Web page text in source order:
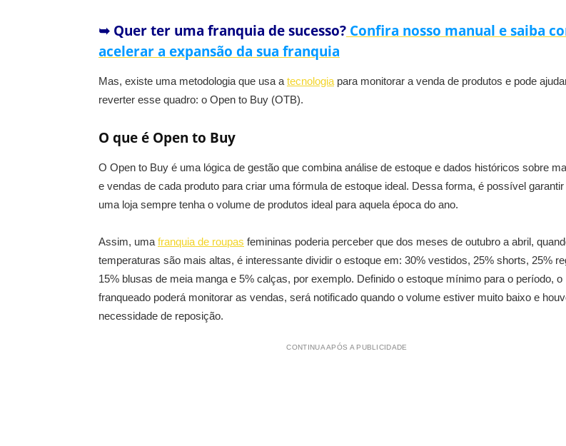
➥ Quer ter uma franquia de sucesso? Confira nosso manual e saiba
acelerar a expansão da sua franquia
Mas, existe uma metodologia que usa a tecnologia para monitorar a venda de produtos e pode
reverter esse quadro: o Open to Buy (OTB).
O que é Open to Buy
O Open to Buy é uma lógica de gestão que combina análise de estoque e dados históricos sobre
e vendas de cada produto para criar uma fórmula de estoque ideal. Dessa forma, é possível garantir
uma loja sempre tenha o volume de produtos ideal para aquela época do ano.
Assim, uma franquia de roupas femininas poderia perceber que dos meses de outubro a abril,
temperaturas são mais altas, é interessante dividir o estoque em: 30% vestidos, 25% shorts, 25%
15% blusas de meia manga e 5% calças, por exemplo. Definido o estoque mínimo para o período, o
franqueado poderá monitorar as vendas, será notificado quando o volume estiver muito baixo e
necessidade de reposição.
CONTINUA APÓS A PUBLICIDADE